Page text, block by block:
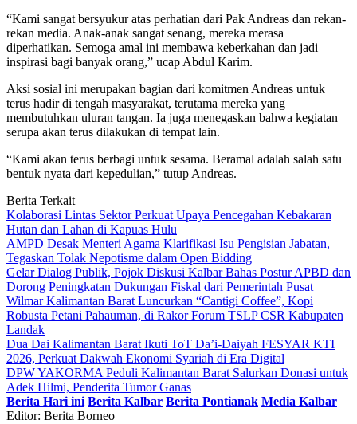
“Kami sangat bersyukur atas perhatian dari Pak Andreas dan rekan-
rekan media. Anak-anak sangat senang, mereka merasa
diperhatikan. Semoga amal ini membawa keberkahan dan jadi
inspirasi bagi banyak orang,” ucap Abdul Karim.
Aksi sosial ini merupakan bagian dari komitmen Andreas untuk
terus hadir di tengah masyarakat, terutama mereka yang
membutuhkan uluran tangan. Ia juga menegaskan bahwa kegiatan
serupa akan terus dilakukan di tempat lain.
“Kami akan terus berbagi untuk sesama. Beramal adalah salah satu
bentuk nyata dari kepedulian,” tutup Andreas.
Berita Terkait
Kolaborasi Lintas Sektor Perkuat Upaya Pencegahan Kebakaran
Hutan dan Lahan di Kapuas Hulu
AMPD Desak Menteri Agama Klarifikasi Isu Pengisian Jabatan,
Tegaskan Tolak Nepotisme dalam Open Bidding
Gelar Dialog Publik, Pojok Diskusi Kalbar Bahas Postur APBD dan
Dorong Peningkatan Dukungan Fiskal dari Pemerintah Pusat
Wilmar Kalimantan Barat Luncurkan “Cantigi Coffee”, Kopi
Robusta Petani Pahauman, di Rakor Forum TSLP CSR Kabupaten
Landak
Dua Dai Kalimantan Barat Ikuti ToT Da’i-Daiyah FESYAR KTI
2026, Perkuat Dakwah Ekonomi Syariah di Era Digital
DPW YAKORMA Peduli Kalimantan Barat Salurkan Donasi untuk
Adek Hilmi, Penderita Tumor Ganas
Berita Hari ini Berita Kalbar Berita Pontianak Media Kalbar
Editor: Berita Borneo